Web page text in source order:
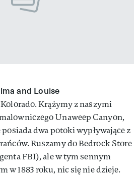
and Louise
Krążymy z naszymi
Unaweep Canyon,
posiada dwa potoki wypływające z
Ruszamy do Bedrock Store
FBI), ale w tym sennym
w 1883 roku, nic się nie dzieje.